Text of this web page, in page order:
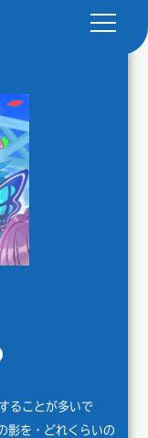
ることが多いで
影を・どれくらいの